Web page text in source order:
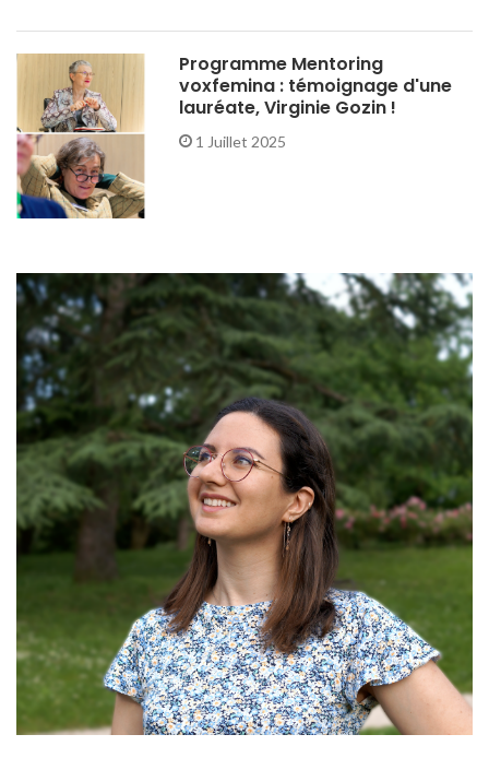
Programme Mentoring
voxfemina : témoignage d'une
lauréate, Virginie Gozin !
1 Juillet 2025